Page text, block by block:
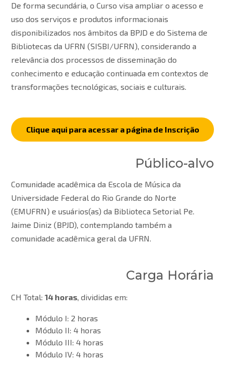
De forma secundária, o Curso visa ampliar o acesso e
uso dos serviços e produtos informacionais
disponibilizados nos âmbitos da BPJD e do Sistema de
Bibliotecas da UFRN (SISBI/UFRN), considerando a
relevância dos processos de disseminação do
conhecimento e educação continuada em contextos de
transformações tecnológicas, sociais e culturais.
Clique aqui para acessar a página de Inscrição
Público-alvo
Comunidade acadêmica da Escola de Música da
Universidade Federal do Rio Grande do Norte
(EMUFRN) e usuários(as) da Biblioteca Setorial Pe.
Jaime Diniz (BPJD), contemplando também a
comunidade acadêmica geral da UFRN.
Carga Horária
CH Total: 14 horas , divididas em:
Módulo I: 2 horas
Módulo II: 4 horas
Módulo III: 4 horas
Módulo IV: 4 horas